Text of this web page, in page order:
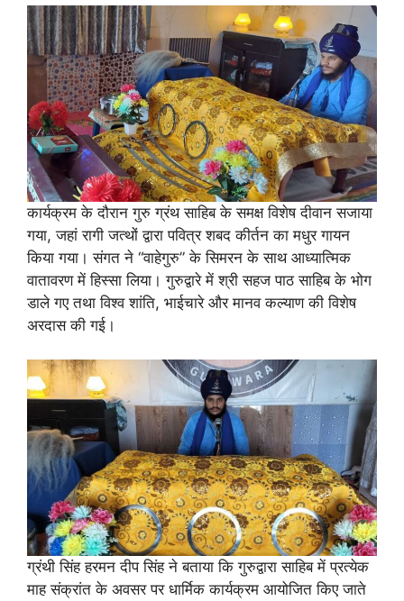
कार्यक्रम के दौरान गुरु ग्रंथ साहिब के समक्ष विशेष दीवान सजाया
गया, जहां रागी जत्थों द्वारा पवित्र शबद कीर्तन का मधुर गायन
किया गया। संगत ने “वाहेगुरु” के सिमरन के साथ आध्यात्मिक
वातावरण में हिस्सा लिया। गुरुद्वारे में श्री सहज पाठ साहिब के भोग
डाले गए तथा विश्व शांति, भाईचारे और मानव कल्याण की विशेष
अरदास की गई।
ग्रंथी सिंह हरमन दीप सिंह ने बताया कि गुरुद्वारा साहिब में प्रत्येक
माह संक्रांत के अवसर पर धार्मिक कार्यक्रम आयोजित किए जाते